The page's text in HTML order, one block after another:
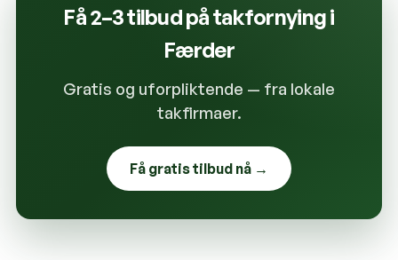
Få 2–3 tilbud på takfornying i
Færder
Gratis og uforpliktende — fra lokale
takfirmaer.
Få gratis tilbud nå →